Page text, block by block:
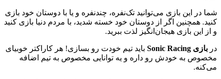
شما در این بازی می‌توانید تک‌نفره، چندنفره و یا با دوستان خود بازی
کنید. همچنین اگر از دوستان خود خسته شدید، با مردم دنیا بازی کنید
و از این بازی هیجان‌انگیز لذت ببرید.
در بازی Sonic Racing
باید تیم خودت رو بسازی! هر کاراکتر خوبیای
مخصوص به خودش رو داره و یه توانایی مخصوص به تیم اضافه
می‌کنه.